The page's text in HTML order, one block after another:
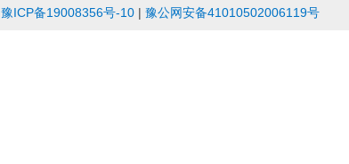
豫ICP备19008356号-10 | 豫公网安备41010502006119号